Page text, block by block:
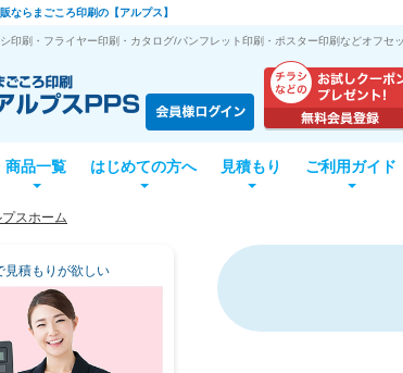
ならまごころ印刷の【アルプス】
印刷・フライヤー印刷・カタログ/パンフレット印刷・ポスター印刷などオフセ
商品一覧 はじめての方へ 見積もり ご利用ガイド
スホーム
見積もりが欲しい